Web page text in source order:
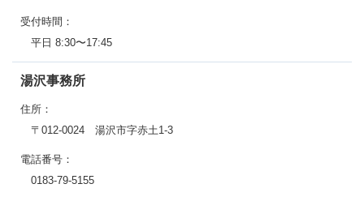
受付時間：
平日 8:30〜17:45
湯沢事務所
住所：
〒012-0024 湯沢市字赤土1-3
電話番号：
0183-79-5155